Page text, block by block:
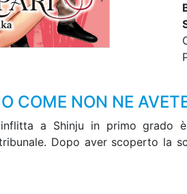
COME NON NE
a Shinju in primo grado
Dopo aver scoperto la